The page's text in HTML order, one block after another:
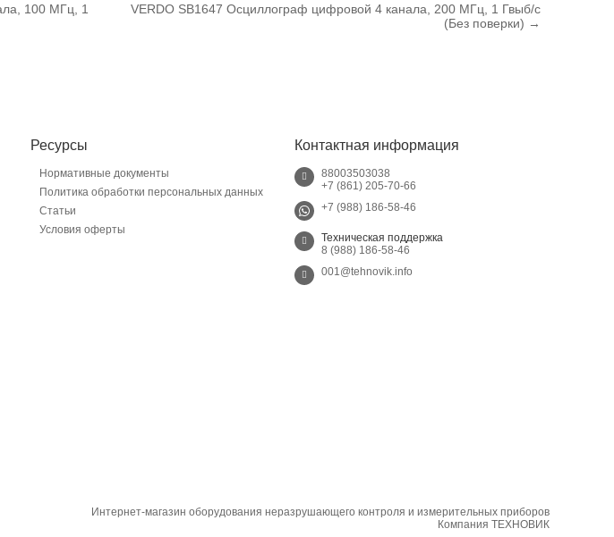
100 МГц, 1
VERDO SB1647 Осциллограф цифровой 4 канала, 200 МГц, 1 Гвыб/с
(Без поверки) →
Ресурсы
Нормативные документы
Политика обработки персональных данных
Статьи
Условия оферты
Контактная информация
88003503038
+7 (861) 205-70-66
+7 (988) 186-58-46
Техническая поддержка
8 (988) 186-58-46
001@tehnovik.info
Интернет-магазин оборудования неразрушающего контроля и измерительных приборов
Компания ТЕХНОВИК